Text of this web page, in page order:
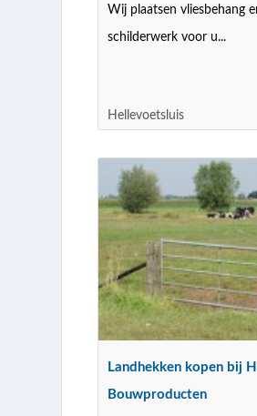
Wij plaatsen vliesbehang
schilderwerk voor u...
Hellevoetsluis
Landhekken kopen bij
Bouwproducten